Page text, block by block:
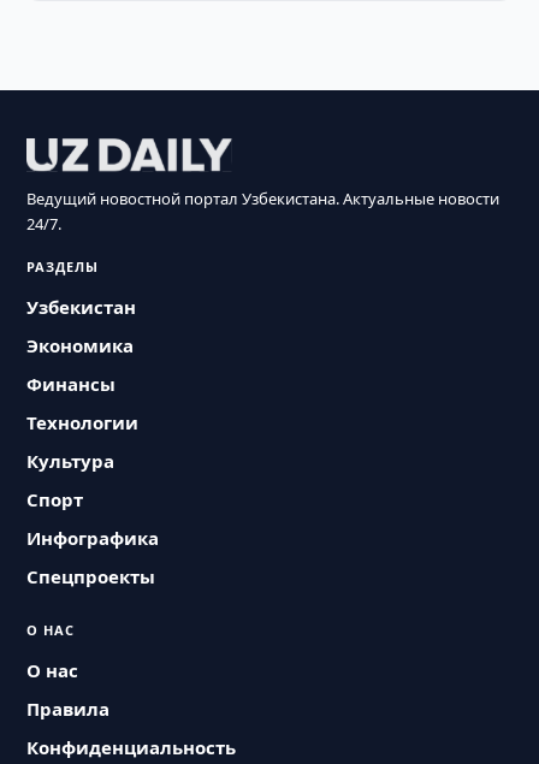
Ведущий новостной портал Узбекистана. Актуальные новости
24/7.
РАЗДЕЛЫ
Узбекистан
Экономика
Финансы
Технологии
Культура
Спорт
Инфографика
Спецпроекты
О НАС
О нас
Правила
Конфиденциальность